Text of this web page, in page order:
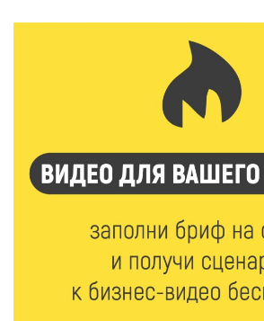
Жителям Тверской области напомнили
опасности домашних заготовок
7 Авг 2026 15:32 164
Золотой век “Горьковки”: как А. М.
изменила библиотечную жизнь
«Россети Центр» отремонтировали
трансформаторных подстанций и